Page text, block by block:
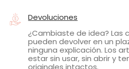
Devoluciones
¿Cambiaste de idea? Las
pueden devolver en un
ninguna explicación. Los
estar sin usar, sin abrir y
originales intactos.